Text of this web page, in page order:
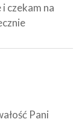
czekam na
Pani